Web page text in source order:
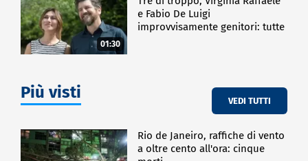
01:30
e Fabio De Luigi
improvvisamente genitori: tutte
Più visti VEDI TUTTI
Rio de Janeiro, raffiche di vento
a oltre cento all'ora: cinque